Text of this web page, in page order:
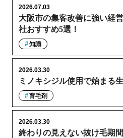
大阪市の集客改善に強い経
社おすすめ5選！
2026.07.03
知識
ミノキシジル使用で始まる
2026.03.30
育毛剤
終わりの見えない抜け毛期
2026.03.30